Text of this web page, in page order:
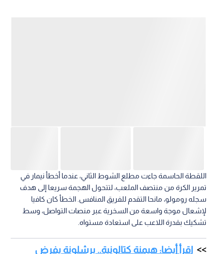
اللقطة الحاسمة جاءت مطلع الشوط الثاني، عندما أخطأ نيمار في
تمرير الكرة من منتصف الملعب، لتتحول الهجمة سريعا إلى هدف
سجله رومولو، مانحا التقدم للفريق المنافس. الخطأ كان كافيا
لإشعال موجة واسعة من السخرية عبر منصات التواصل، وسط
تشكيك بقدرة اللاعب على استعادة مستواه.
اقرأ أيضا: هيمنة كتالونية.. برشلونة يفرض